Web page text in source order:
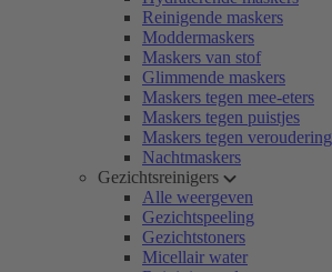
Reinigende maskers
Moddermaskers
Maskers van stof
Glimmende maskers
Maskers tegen mee-eters
Maskers tegen puistjes
Maskers tegen veroudering
Nachtmaskers
Gezichtsreinigers
Alle weergeven
Gezichtspeeling
Gezichtstoners
Micellair water